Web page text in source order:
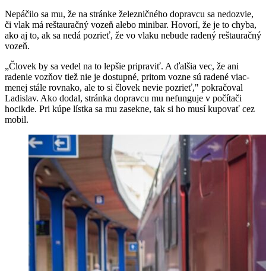
Nepáčilo sa mu, že na stránke železničného dopravcu sa nedozvie,
či vlak má reštauračný vozeň alebo minibar. Hovorí, že je to chyba,
ako aj to, ak sa nedá pozrieť, že vo vlaku nebude radený reštauračný
vozeň.
„Človek by sa vedel na to lepšie pripraviť. A ďalšia vec, že ani
radenie vozňov tiež nie je dostupné, pritom vozne sú radené viac-
menej stále rovnako, ale to si človek nevie pozrieť," pokračoval
Ladislav. Ako dodal, stránka dopravcu mu nefunguje v počítači
hocikde. Pri kúpe lístka sa mu zasekne, tak si ho musí kupovať cez
mobil.